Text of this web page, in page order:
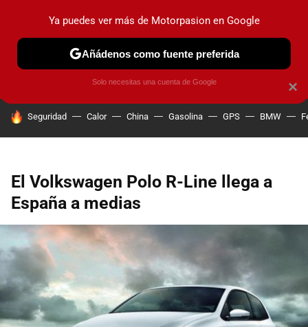
PRUEBAS COCHES ELÉCTRICOS OBSERVATORIO
HOY SE HABLA DE
Seguridad Calor China Gasolina GPS BMW
El Volkswagen Polo R-Line llega a
España a medias
×
Ya puedes ver más de Motorpasion en Google
Añádenos como fuente preferida
Solo necesitas una cuenta de Google